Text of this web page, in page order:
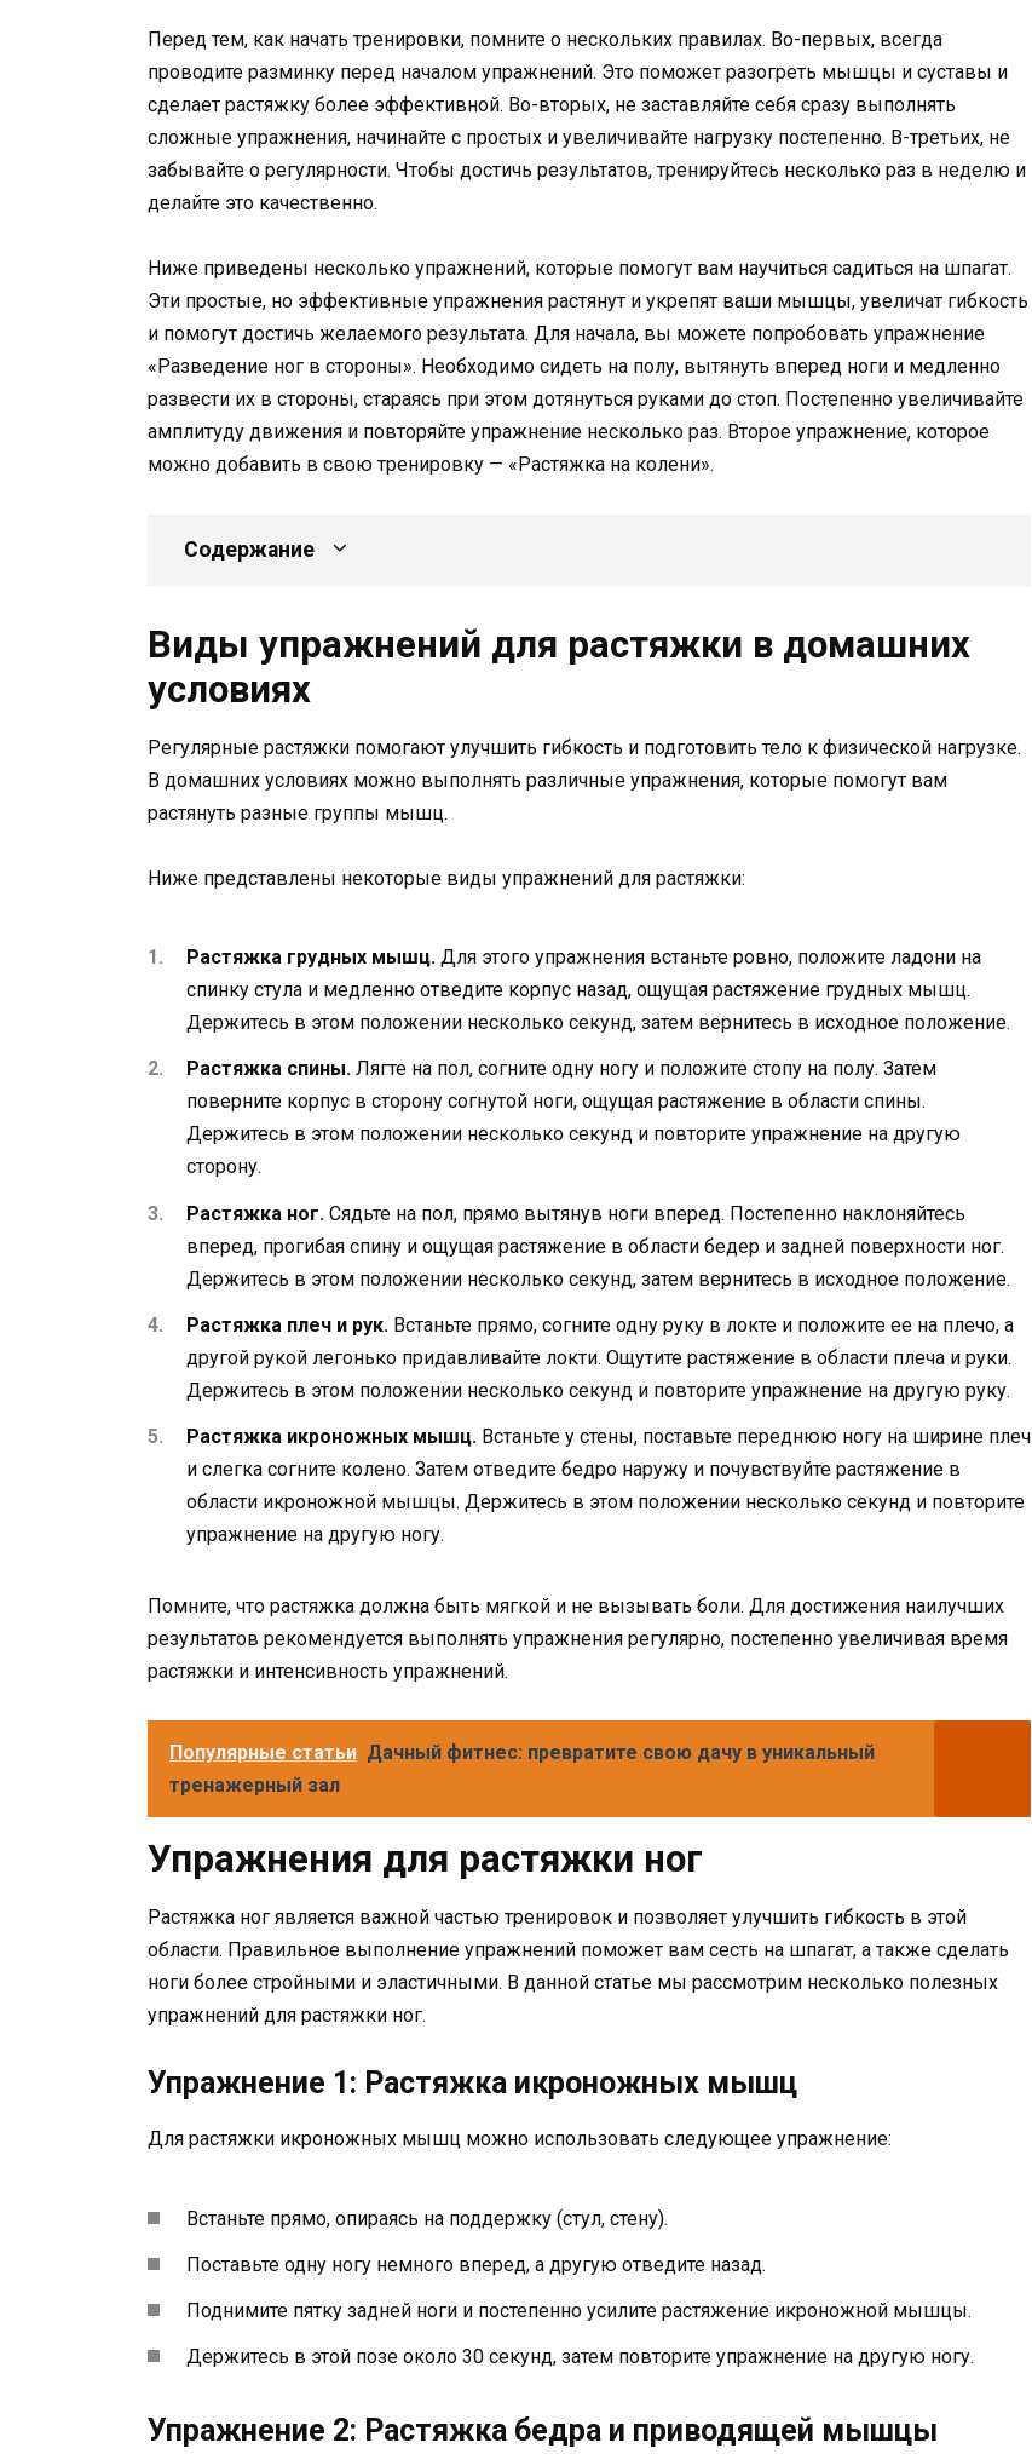
Перед тем, как начать тренировки, помните о нескольких правилах. Во-первых, всегда
проводите разминку перед началом упражнений. Это поможет разогреть мышцы и суставы и
сделает растяжку более эффективной. Во-вторых, не заставляйте себя сразу выполнять
сложные упражнения, начинайте с простых и увеличивайте нагрузку постепенно. В-третьих, не
забывайте о регулярности. Чтобы достичь результатов, тренируйтесь несколько раз в неделю и
делайте это качественно.
Ниже приведены несколько упражнений, которые помогут вам научиться садиться на шпагат.
Эти простые, но эффективные упражнения растянут и укрепят ваши мышцы, увеличат гибкость
и помогут достичь желаемого результата. Для начала, вы можете попробовать упражнение
«Разведение ног в стороны». Необходимо сидеть на полу, вытянуть вперед ноги и медленно
развести их в стороны, стараясь при этом дотянуться руками до стоп. Постепенно увеличивайте
амплитуду движения и повторяйте упражнение несколько раз. Второе упражнение, которое
можно добавить в свою тренировку — «Растяжка на колени».
Содержание
Виды упражнений для растяжки в домашних
условиях
Регулярные растяжки помогают улучшить гибкость и подготовить тело к физической нагрузке.
В домашних условиях можно выполнять различные упражнения, которые помогут вам
растянуть разные группы мышц.
Ниже представлены некоторые виды упражнений для растяжки:
Растяжка грудных мышц. Для этого упражнения встаньте ровно, положите ладони на
спинку стула и медленно отведите корпус назад, ощущая растяжение грудных мышц.
Держитесь в этом положении несколько секунд, затем вернитесь в исходное положение.
Растяжка спины. Лягте на пол, согните одну ногу и положите стопу на полу. Затем
поверните корпус в сторону согнутой ноги, ощущая растяжение в области спины.
Держитесь в этом положении несколько секунд и повторите упражнение на другую
сторону.
Растяжка ног. Сядьте на пол, прямо вытянув ноги вперед. Постепенно наклоняйтесь
вперед, прогибая спину и ощущая растяжение в области бедер и задней поверхности ног.
Держитесь в этом положении несколько секунд, затем вернитесь в исходное положение.
Растяжка плеч и рук. Встаньте прямо, согните одну руку в локте и положите ее на плечо, а
другой рукой легонько придавливайте локти. Ощутите растяжение в области плеча и руки.
Держитесь в этом положении несколько секунд и повторите упражнение на другую руку.
Растяжка икроножных мышц. Встаньте у стены, поставьте переднюю ногу на ширине плеч
и слегка согните колено. Затем отведите бедро наружу и почувствуйте растяжение в
области икроножной мышцы. Держитесь в этом положении несколько секунд и повторите
упражнение на другую ногу.
Помните, что растяжка должна быть мягкой и не вызывать боли. Для достижения наилучших
результатов рекомендуется выполнять упражнения регулярно, постепенно увеличивая время
растяжки и интенсивность упражнений.
Популярные статьи Дачный фитнес: превратите свою дачу в уникальный
тренажерный зал
Упражнения для растяжки ног
Растяжка ног является важной частью тренировок и позволяет улучшить гибкость в этой
области. Правильное выполнение упражнений поможет вам сесть на шпагат, а также сделать
ноги более стройными и эластичными. В данной статье мы рассмотрим несколько полезных
упражнений для растяжки ног.
Упражнение 1: Растяжка икроножных мышц
Для растяжки икроножных мышц можно использовать следующее упражнение:
Встаньте прямо, опираясь на поддержку (стул, стену).
Поставьте одну ногу немного вперед, а другую отведите назад.
Поднимите пятку задней ноги и постепенно усилите растяжение икроножной мышцы.
Держитесь в этой позе около 30 секунд, затем повторите упражнение на другую ногу.
Упражнение 2: Растяжка бедра и приводящей мышцы